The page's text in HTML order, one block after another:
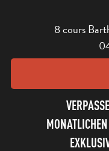
8 cours
MONATLICHEN